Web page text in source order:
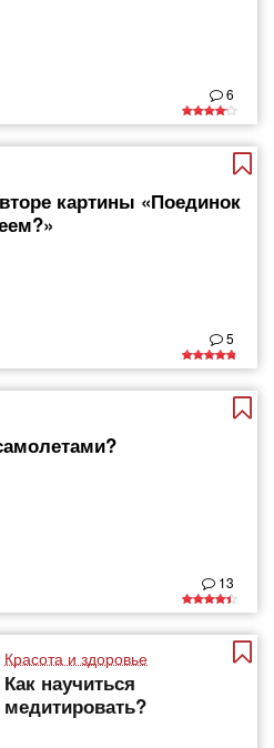
6
картины «Поединок
5
13
Красота и здоровье
Как научиться
медитировать?